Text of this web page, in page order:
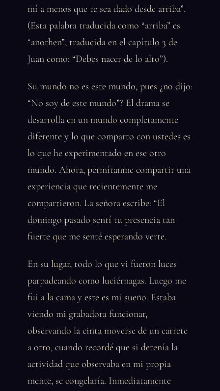
mí a menos que te sea dado desde arriba”.
(Esta palabra traducida como “arriba” es
“anothen”, traducida en el capítulo 3 de
Juan como: “Debes nacer de lo alto”).
Su mundo no es este mundo, pues ¿no dijo:
“No soy de este mundo”? El drama se
desarrolla en un mundo completamente
diferente y lo que comparto con ustedes es
lo que he experimentado en ese otro
mundo. Ahora, permítanme compartir una
experiencia que recientemente me
compartieron. La señora escribe: “El
domingo pasado sentí tu presencia tan
fuerte que me senté esperando verte.
En su lugar, todo lo que vi fueron luces
parpadeando como luciérnagas. Luego me
fui a la cama y este es mi sueño. Estaba
viendo mi grabadora funcionar,
observando la cinta moverse de un carrete
a otro, cuando recordé que si detenía la
actividad que observaba en mi propia
mente, se congelaría. Inmediatamente